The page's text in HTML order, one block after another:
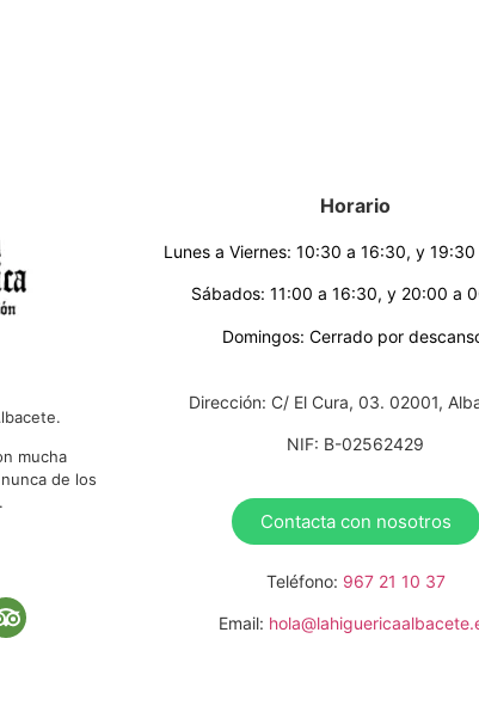
mucha
de los
Horario
Lunes a Viernes: 10:30 a 16:30, y
Sábados: 11:00 a 16:30, y 20:00 a
Domingos: Cerrado por
Dirección: C/ El Cura, 03. 02001,
NIF: B-02562429
Contacta con nosotros
Teléfono: 967 21 10 37
Email: